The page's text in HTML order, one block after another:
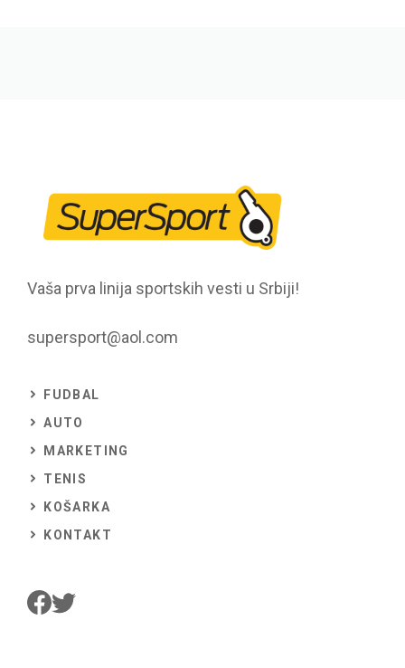
Vaša prva linija sportskih vesti u Srbiji!
supersport@aol.com
FUDBAL
AUTO
MARKETING
TENIS
KOŠARKA
KONTAKT